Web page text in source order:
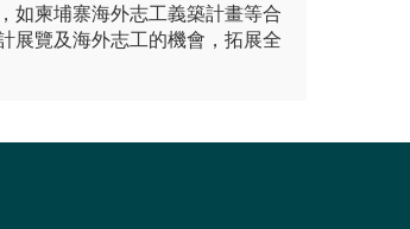
如柬埔寨海外志工義築計畫等合
展覽及海外志工的機會，拓展全